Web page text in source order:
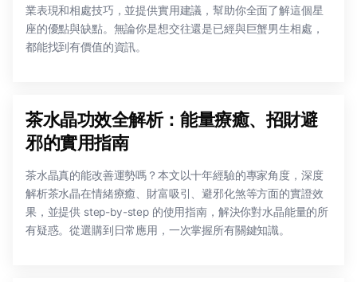
業表現和相處技巧，並提供實用建議，幫助你全面了解這個星
座的優點與缺點。無論你是想交往還是已經與巨蟹男生相處，
都能找到有價值的資訊。
茶水晶功效全解析：能量療癒、招財避
邪的實用指南
茶水晶真的能改善運勢嗎？本文以十年經驗的專家角度，深度
解析茶水晶在情緒療癒、財富吸引、避邪化煞等方面的實證效
果，並提供 step-by-step 的使用指南，解決你對水晶能量的所
有疑惑。從選購到日常應用，一次掌握所有關鍵知識。